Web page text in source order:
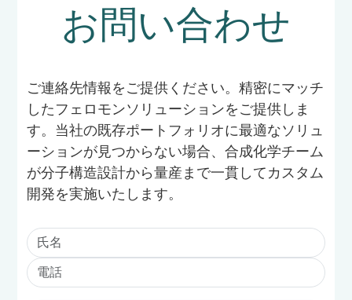
お問い合わせ
ご連絡先情報をご提供ください。精密にマッチ
したフェロモンソリューションをご提供しま
す。当社の既存ポートフォリオに最適なソリュ
ーションが見つからない場合、合成化学チーム
が分子構造設計から量産まで一貫してカスタム
開発を実施いたします。